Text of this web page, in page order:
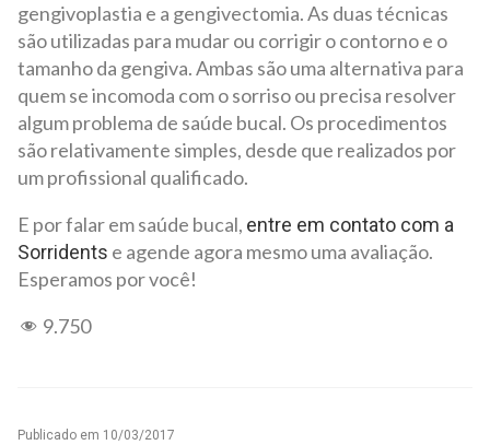
gengivoplastia e a gengivectomia. As duas técnicas
são utilizadas para mudar ou corrigir o contorno e o
tamanho da gengiva. Ambas são uma alternativa para
quem se incomoda com o sorriso ou precisa resolver
algum problema de saúde bucal. Os procedimentos
são relativamente simples, desde que realizados por
um profissional qualificado.
E por falar em saúde bucal, entre em contato com a
Sorridents e agende agora mesmo uma avaliação.
Esperamos por você!
9.750
Publicado em 10/03/2017